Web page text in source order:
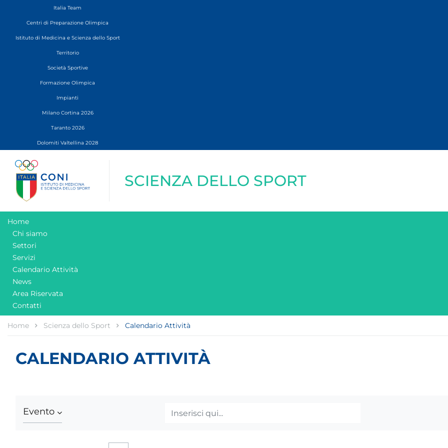
Italia Team
Centri di Preparazione Olimpica
Istituto di Medicina e Scienza dello Sport
Territorio
Società Sportive
Formazione Olimpica
Impianti
Milano Cortina 2026
Taranto 2026
Dolomiti Valtellina 2028
SCIENZA DELLO SPORT
Home
Chi siamo
Settori
Servizi
Calendario Attività
News
Area Riservata
Contatti
Home Scienza dello Sport Calendario Attività
CALENDARIO ATTIVITÀ
Evento